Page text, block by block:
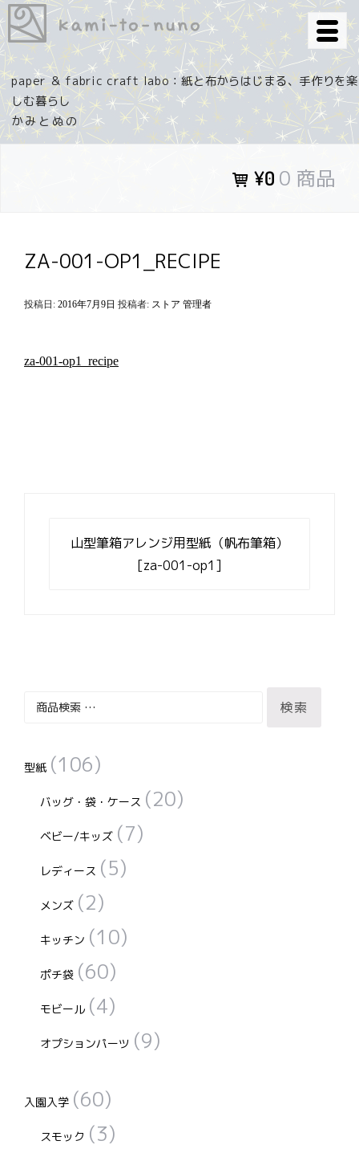
コ
ン
テ
ン
ツ
へ
ス
paper ＆ fabric craft labo：紙と布からはじまる、手作りを楽
しむ暮らし
¥0 0 商品
ZA-001-OP1_RECIPE
投稿日: 2016年7月9日 投稿者: ストア 管理者
za-001-op1_recipe
山型筆箱アレンジ用型紙（帆布筆箱）
[za-001-op1]
象:
検索
型紙 (106)
バッグ・袋・ケース (20)
ベビー/キッズ (7)
レディース (5)
メンズ (2)
キッチン (10)
ポチ袋 (60)
モビール (4)
オプションパーツ (9)
入園入学 (60)
スモック (3)